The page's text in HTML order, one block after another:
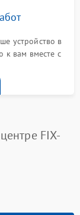
устройство в
к вам вместе с
FIX-